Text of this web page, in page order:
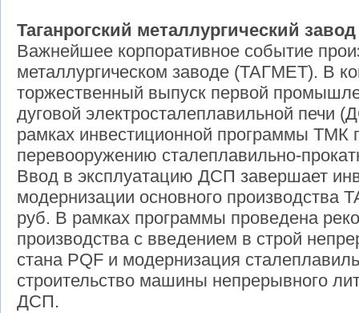
Таганрогский металлургический
Важнейшее корпоративное событие
металлургическом заводе (ТАГМЕТ). В
торжественный выпуск первой
дуговой электросталеплавильной печи
рамках инвестиционной программы ТМК
перевооружению сталеплавильно-
Ввод в эксплуатацию ДСП завершает
модернизации основного
руб. В рамках программы проведена
производства с введением в строй
стана PQF и модернизация
строительство машины непрерывного
ДСП.